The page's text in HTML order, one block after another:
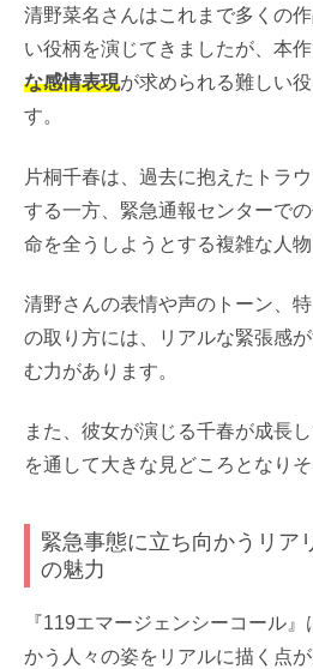
清野菜名さんはこれまで多くの
い役柄を演じてきましたが、本
な感情表現が求められる難しい
す。
片桐千春は、過去に抱えたトラ
する一方、緊急通報センターで
命を全うしようとする複雑な人物
清野さんの表情や声のトーン、
の取り方には、リアルな緊張感
む力があります。
また、彼女が演じる千春が成長
を通して大きな見どころとなりそ
緊急事態に立ち向かうリア
の魅力
『119エマージェンシーコール
かう人々の姿をリアルに描く点が